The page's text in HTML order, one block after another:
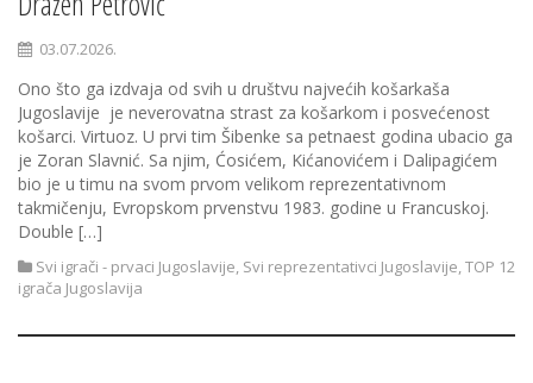
03.07.2026.
Ono što ga izdvaja od svih u društvu najvećih košarkaša
Jugoslavije je neverovatna strast za košarkom i posvećenost
košarci. Virtuoz. U prvi tim Šibenke sa petnaest godina ubacio ga
je Zoran Slavnić. Sa njim, Ćosićem, Kićanovićem i Dalipagićem
bio je u timu na svom prvom velikom reprezentativnom
takmičenju, Evropskom prvenstvu 1983. godine u Francuskoj.
Double […]
Svi igrači - prvaci Jugoslavije, Svi reprezentativci Jugoslavije,TOP 12
igrača Jugoslavija